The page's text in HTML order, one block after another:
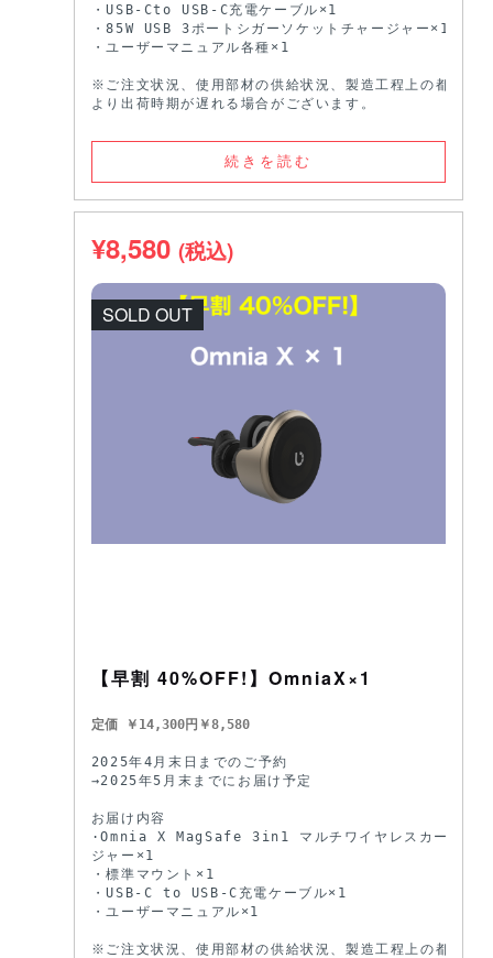
・USB-Cto USB-C充電ケーブル×1
・85W USB 3ポートシガーソケットチャージャー×1
・ユーザーマニュアル各種×1
※ご注文状況、使用部材の供給状況、製造工程上の都合等
より出荷時期が遅れる場合がございます。
続きを読む
¥8,580 (税込)
SOLD OUT
【早割 40%OFF!】OmniaX×1
定価 ￥14,300円￥8,580
2025年4月末日までのご予約
→2025年5月末までにお届け予定
お届け内容
·Omnia X MagSafe 3in1 マルチワイヤレスカーチャー
ジャー×1
・標準マウント×1
・USB-C to USB-C充電ケーブル×1
・ユーザーマニュアル×1
※ご注文状況、使用部材の供給状況、製造工程上の都合等